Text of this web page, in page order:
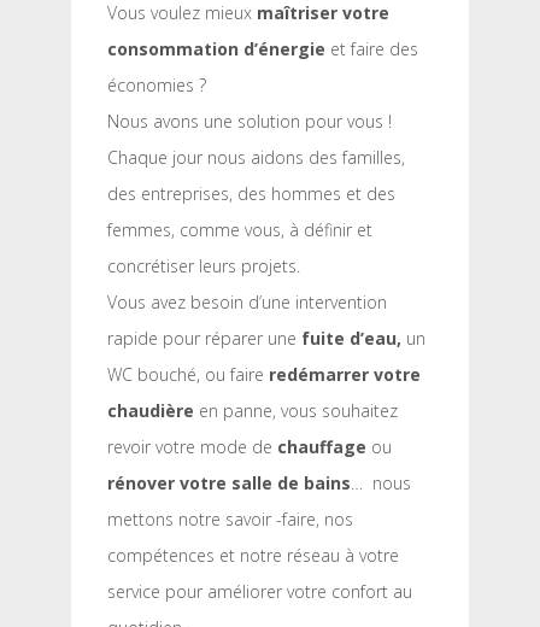
Vous voulez mieux maîtriser votre
consommation d’énergie et faire des
économies ?
Nous avons une solution pour vous !
Chaque jour nous aidons des familles,
des entreprises, des hommes et des
femmes, comme vous, à définir et
concrétiser leurs projets.
Vous avez besoin d’une intervention
rapide pour réparer une fuite d’eau, un
WC bouché, ou faire redémarrer votre
chaudière en panne, vous souhaitez
revoir votre mode de chauffage ou
rénover votre salle de bains… nous
mettons notre savoir -faire, nos
compétences et notre réseau à votre
service pour améliorer votre confort au